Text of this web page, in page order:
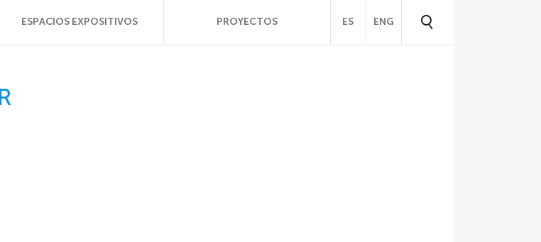
ESPACIOS EXPOSITIVOS PROYECTOS ES ENG